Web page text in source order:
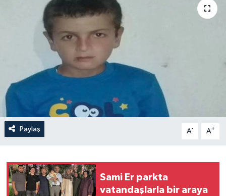
Paylaş A- A+
Sami Er parkta
vatandaşlarla bir araya
Politika
Sağlık
Teknoloji
Yaşam